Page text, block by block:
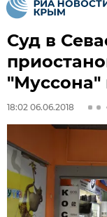
Суд в
"Муссона"
18:02 06.06.2018